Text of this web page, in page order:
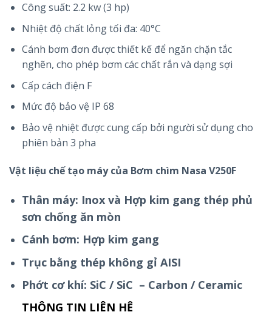
Công suất: 2.2 kw (3 hp)
Nhiệt độ chất lỏng tối đa: 40°C
Cánh bơm đơn được thiết kế để ngăn chặn tắc
nghẽn, cho phép bơm các chất rắn và dạng sợi
Cấp cách điện F
Mức độ bảo vệ IP 68
Bảo vệ nhiệt được cung cấp bởi người sử dụng cho
phiên bản 3 pha
Vật liệu chế tạo máy của Bơm chìm Nasa V250F
Thân máy: Inox và Hợp kim gang thép phủ
sơn chống ăn mòn
Cánh bơm: Hợp kim gang
Trục bằng thép không gỉ AISI
Phớt cơ khí: SiC / SiC – Carbon / Ceramic
THÔNG TIN LIÊN HỆ